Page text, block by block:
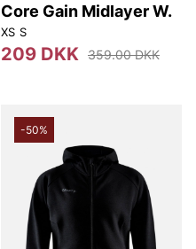
Core Gain Midlayer W.
XS S
209 DKK 359.00 DKK
-50%